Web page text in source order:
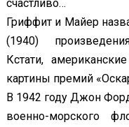
счастливо…
Гриффит и Майер
(1940)
Кстати,
картины премий
В 1942 году Джон
военно-морского